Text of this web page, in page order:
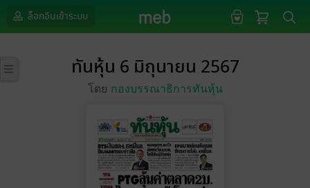
ล็อกอินเข้าระบบ
ทันหุ้น 6 มิถุนายน 2567
โดย กองบรรณาธิการทันหุ้น